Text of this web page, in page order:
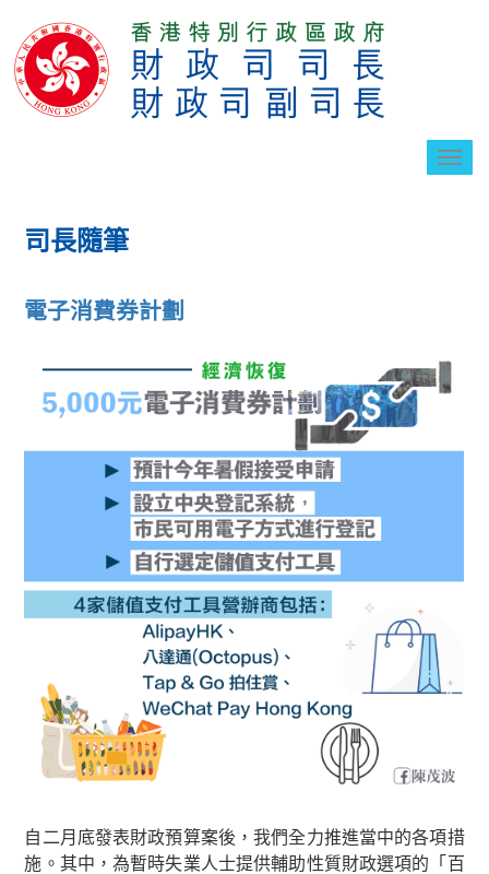
切
司長隨筆
電子消費券計劃
自二月底發表財政預算案後，我們全力推進當中的各項措
施。其中，為暫時失業人士提供輔助性質財政選項的「百